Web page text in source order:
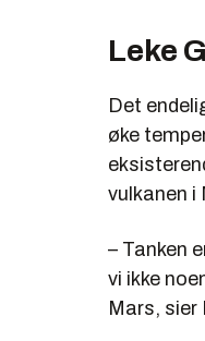
Leke
Det
øke
vulkanen i
– Tanken
vi ikke
Mars,